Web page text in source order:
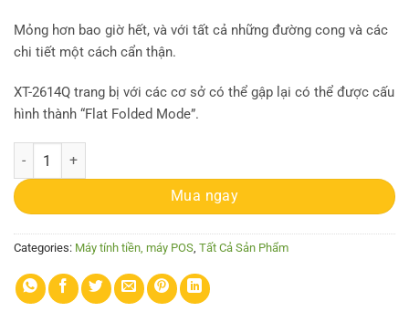
Mỏng hơn bao giờ hết, và với tất cả những đường cong và các
chi tiết một cách cẩn thận.
XT-2614Q trang bị với các cơ sở có thể gập lại có thể được cấu
hình thành “Flat Folded Mode”.
Máy bán hàng Posiflex JIVA XT-2614Q quantity
Mua ngay
Categories: Máy tính tiền, máy POS, Tất Cả Sản Phẩm